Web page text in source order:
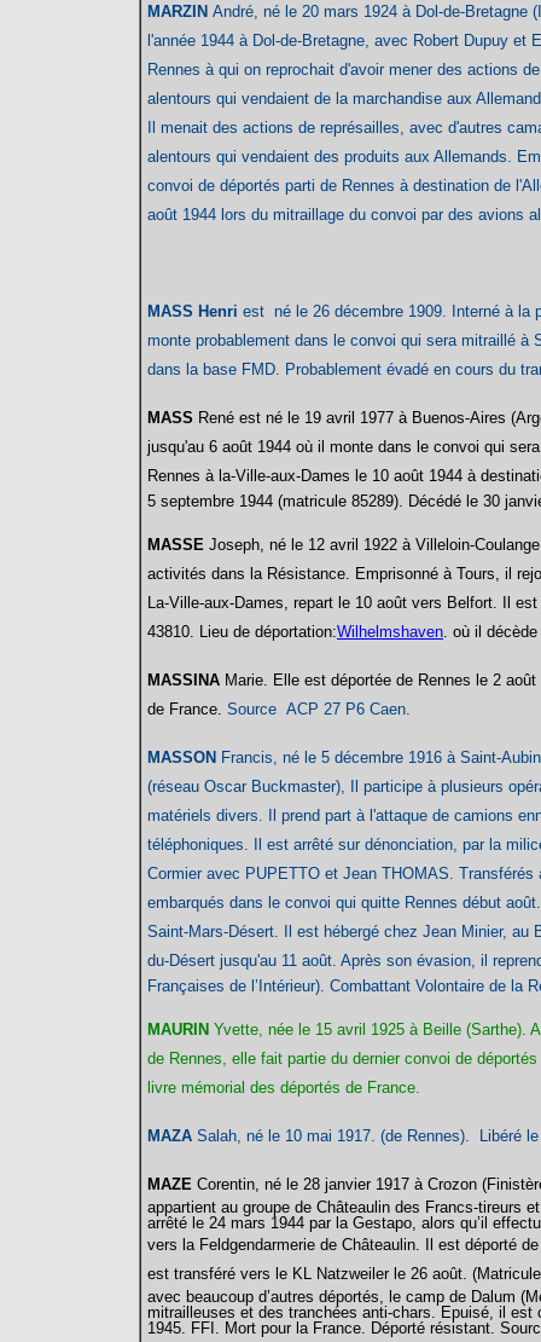
MARZIN André, né le 20 mars 1924 à Dol-de-Bretagne
l'année 1944 à Dol-de-Bretagne, avec Robert Dupuy et
Rennes à qui on reprochait d'avoir mener des actions
alentours qui vendaient de la marchandise aux
Il menait des actions de représailles, avec d'autres
alentours qui vendaient des produits aux Allemands.
convoi de déportés parti de Rennes à destination de
août 1944 lors du mitraillage du convoi par des avions
MASS Henri est né le 26 décembre 1909. Interné à la
monte probablement dans le convoi qui sera mitraillé
dans la base FMD. Probablement évadé en cours du
MASS René est né le 19 avril 1977 à Buenos-Aires
jusqu'au 6 août 1944 où il monte dans le convoi qui
Rennes à la-Ville-aux-Dames le 10 août 1944 à
5 septembre 1944 (matricule 85289). Décédé le 30
MASSE Joseph , né le 12 avril 1922 à Villeloin-
activités dans la Résistance. Emprisonné à Tours, il
La-Ville-aux-Dames, repart le 10 août vers Belfort. Il
43810. Lieu de déportation:Wilhelmshaven . où il
MASSINA Marie. Elle est déportée de Rennes le 2
de France. Source ACP 27 P6 Caen.
MASSON Francis , né le 5 décembre 1916 à Saint-
(réseau Oscar Buckmaster), Il participe à plusieurs
matériels divers. Il prend part à l'attaque de camions
téléphoniques. Il est arrêté sur dénonciation, par la
Cormier avec PUPETTO et Jean THOMAS.
embarqués dans le convoi qui quitte Rennes début
Saint-Mars-Désert. Il est hébergé chez Jean Minier, au
du-Désert jusqu'au 11 août. Après son évasion, il
Françaises de l’Intérieur). Combattant Volontaire de la
MAURIN Yvette, née le 15 avril 1925 à Beille (Sarthe).
de Rennes, elle fait partie du dernier convoi de
livre mémorial des déportés de France.
MAZA Salah, né le 10 mai 1917. (de Rennes). Libéré
MAZE Corentin, né le 28 janvier 1917 à Crozon
appartient au groupe de Châteaulin des Francs-tireurs
arrêté le 24 mars 1944 par la Gestapo, alors qu’il
vers la Feldgendarmerie de Châteaulin.
Il est déporté
est transféré vers le KL Natzweiler le 26 août.
avec beaucoup d’autres déportés, le camp de Dalum
mitrailleuses et des tranchées anti-chars. Epuisé, il est
1945. FFI. Mort pour la France. Déporté résistant.